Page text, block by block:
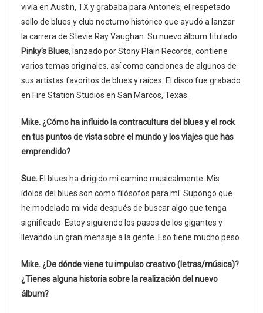
vivía en Austin, TX y grababa para Antone’s, el respetado
sello de blues y club nocturno histórico que ayudó a lanzar
la carrera de Stevie Ray Vaughan. Su nuevo álbum titulado
Pinky’s Blues, lanzado por Stony Plain Records, contiene
varios temas originales, así como canciones de algunos de
sus artistas favoritos de blues y raíces. El disco fue grabado
en Fire Station Studios en San Marcos, Texas.
Mike. ¿Cómo ha influido la contracultura del blues y el rock
en tus puntos de vista sobre el mundo y los viajes que has
emprendido?
Sue. El blues ha dirigido mi camino musicalmente. Mis
ídolos del blues son como filósofos para mí. Supongo que
he modelado mi vida después de buscar algo que tenga
significado. Estoy siguiendo los pasos de los gigantes y
llevando un gran mensaje a la gente. Eso tiene mucho peso.
Mike. ¿De dónde viene tu impulso creativo (letras/música)?
¿Tienes alguna historia sobre la realización del nuevo
álbum?